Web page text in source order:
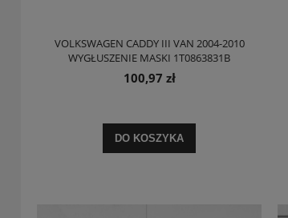
VOLKSWAGEN CADDY III VAN 2004-2010
WYGŁUSZENIE MASKI 1T0863831B
100,97 zł
DO KOSZYKA